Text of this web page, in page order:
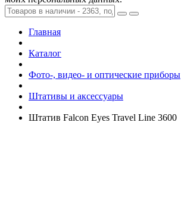
Главная
Каталог
Фото-, видео- и оптические приборы
Штативы и аксессуары
Штатив Falcon Eyes Travel Line 3600